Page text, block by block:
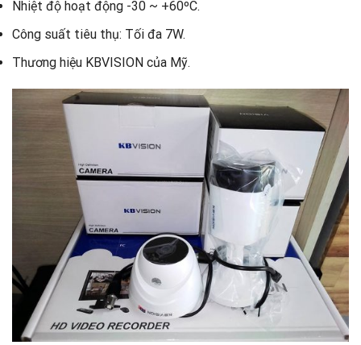
Nhiệt độ hoạt động -30 ~ +60ºC.
Công suất tiêu thụ: Tối đa 7W.
Thương hiệu KBVISION của Mỹ.